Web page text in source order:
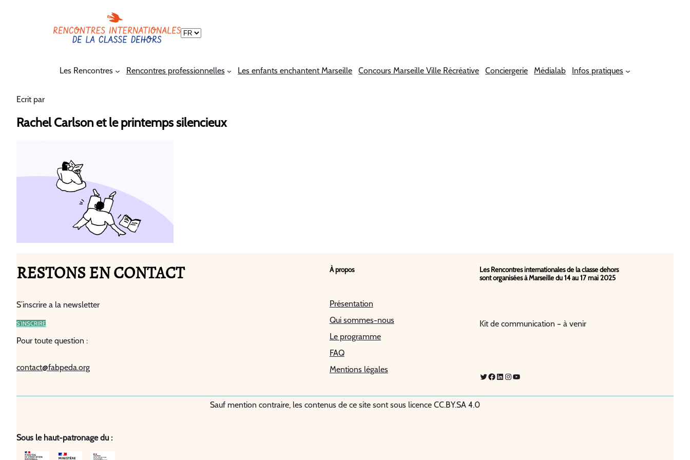
Choisir
Les Rencontres
Rencontres professionnelles Les enfants enchantent Marseille Concours Marseille Ville Récréative Conciergerie Médialab Infos pratiques
Ecrit par
Rachel Carlson et le printemps silencieux
RESTONS EN CONTACT
S’inscrire a la newsletter
S’INSCRIRE
Pour toute question :
contact@fabpeda.org
À propos
Présentation
Qui sommes-nous
Le programme
FAQ
Mentions légales
Les Rencontres internationales de la classe dehors
sont organisées à Marseille du 14 au 17 mai 2025
Kit de communication – à venir
Twitter
Facebook
LinkedIn
Instagram
YouTube
Sauf mention contraire, les contenus de ce site sont sous licence CC.BY.SA 4.0
Sous le haut-patronage du :